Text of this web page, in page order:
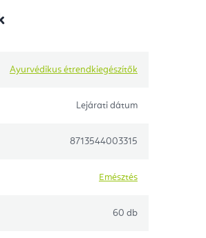
Ayurvédikus étrendkiegészítők
Lejárati dátum
8713544003315
Emésztés
60 db